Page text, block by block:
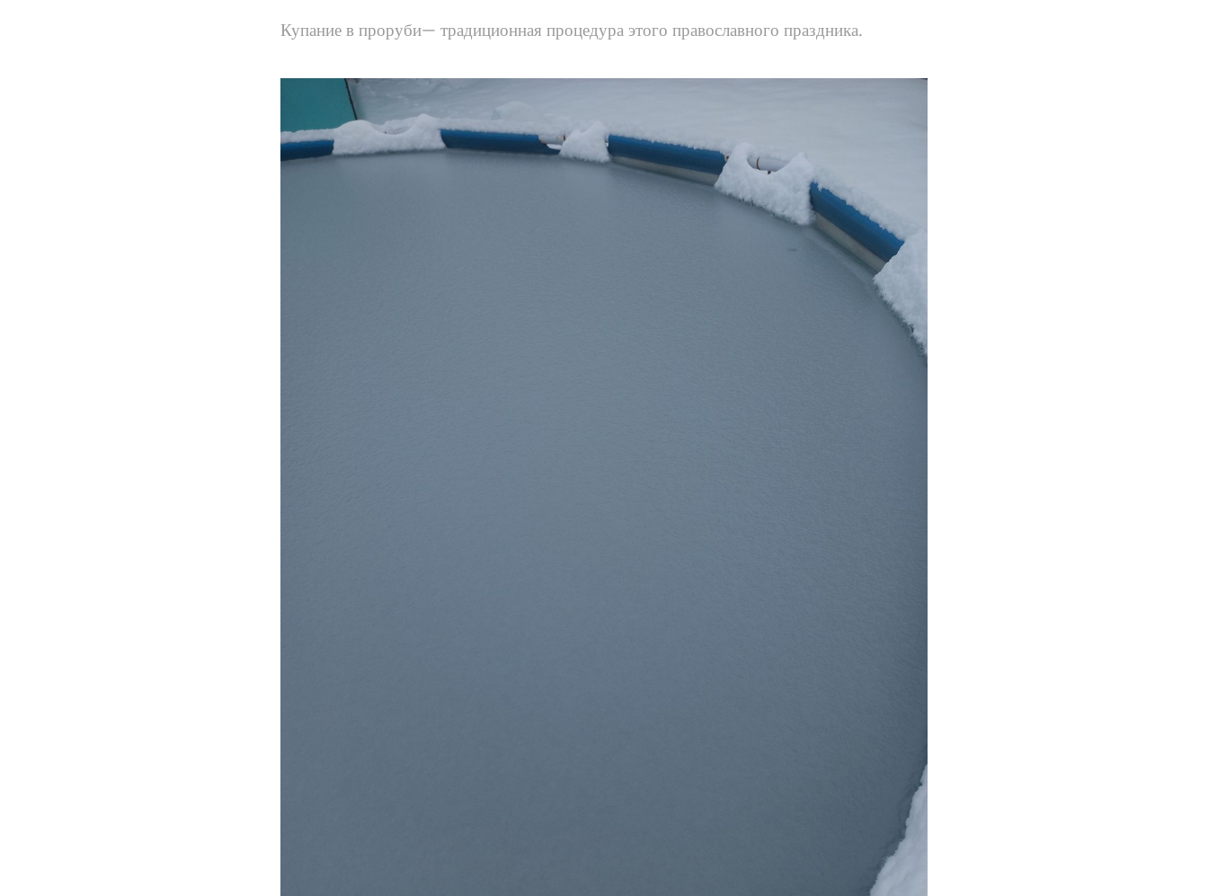
Купание в проруби— традиционная процедура этого православного праздника.